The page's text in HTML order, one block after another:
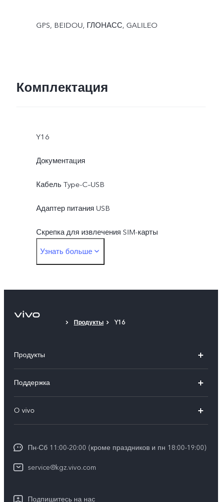
GPS, BEIDOU, ГЛОНАСС, GALILEO
Комплектация
Y16
Документация
Кабель Type-C–USB
Адаптер питания USB
Скрепка для извлечения SIM-карты
Защитная пленка (нанесена)
Узнать больше
Продукты Y16
Продукты
Y02
Поддержка
IMEI аутентификация
Обновление системы
O vivo
Пресс Центр
Юридическая информация
Пн-Сб 11:00-20:00 (кроме праздников и пн 18:00-19:00)
service@kgz.vivo.com
Подпишитесь на нас